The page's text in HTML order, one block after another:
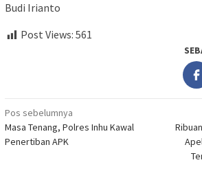
Budi Irianto
Post Views: 561
Navigasi
pos
Pos sebelumnya
Masa Tenang, Polres Inhu Kawal
Penertiban APK